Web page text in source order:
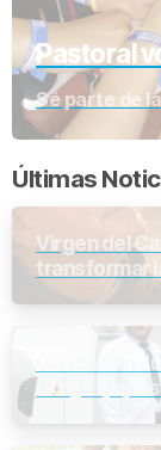
Pastoral
Sé parte de
Últimas
Virgen del
transformar
Clínica San
UCI y